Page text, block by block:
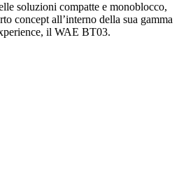
soluzioni compatte e monoblocco,
concept all’interno della sua gamma
il WAE BT03.